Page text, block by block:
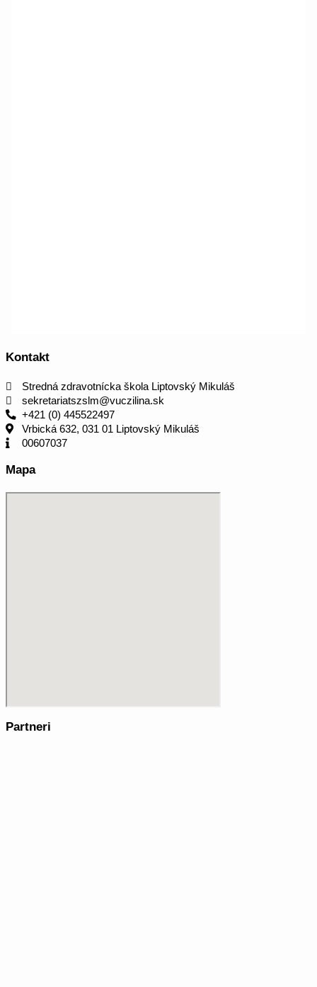
Kontakt
Stredná zdravotnícka škola Liptovský Mikuláš
sekretariatszslm@vuczilina.sk
+421 (0) 445522497
Vrbická 632, 031 01 Liptovský Mikuláš
00607037
Mapa
Partneri